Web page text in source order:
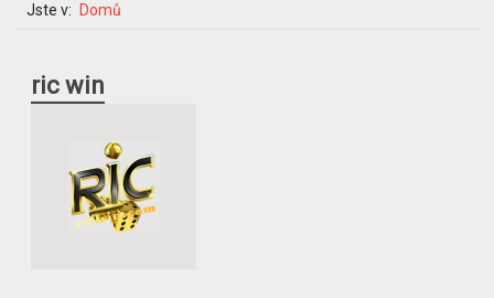
Jste v: Domů
ric win